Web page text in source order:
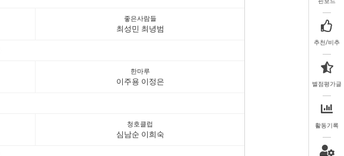
좋은사람들
최성민 최녕범
한마루
이주용 이정은
청호클럽
심남순 이희숙
추천/비추
별점평가글
활동기록